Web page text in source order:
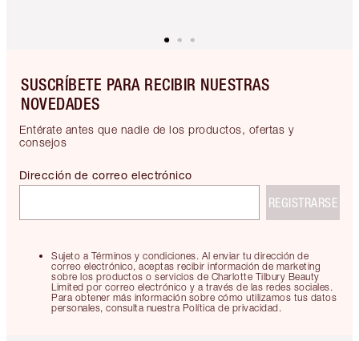
SUSCRÍBETE PARA RECIBIR NUESTRAS
NOVEDADES
Entérate antes que nadie de los productos, ofertas y
consejos
Sujeto a Términos y condiciones. Al enviar tu dirección de
correo electrónico, aceptas recibir información de marketing
sobre los productos o servicios de Charlotte Tilbury Beauty
Limited por correo electrónico y a través de las redes sociales.
Para obtener más información sobre cómo utilizamos tus datos
personales, consulta nuestra Política de privacidad.
Dirección de correo electrónico
REGISTRARSE